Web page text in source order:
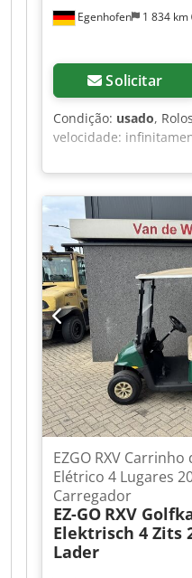
Egenhofen 1 834 km
Solicitar
Condição: usado,
velocidade:
EZGO RXV Carrinho
Elétrico 4 Lugares
Carregador
EZ-GO RXV
Elektrisch 4 Zits
Lader